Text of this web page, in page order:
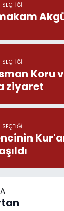
SEÇTIĞI
SEÇTIĞI
Koru
ziyaret
SEÇTIĞI